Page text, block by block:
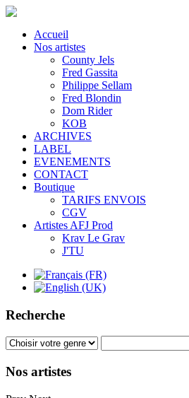
Accueil
Nos artistes
County Jels
Fred Gassita
Philippe Sellam
Fred Blondin
Dom Rider
KOB
ARCHIVES
LABEL
EVENEMENTS
CONTACT
Boutique
TARIFS ENVOIS
CGV
Artistes AFJ Prod
Krav Le Grav
J'TU
Recherche
Nos artistes